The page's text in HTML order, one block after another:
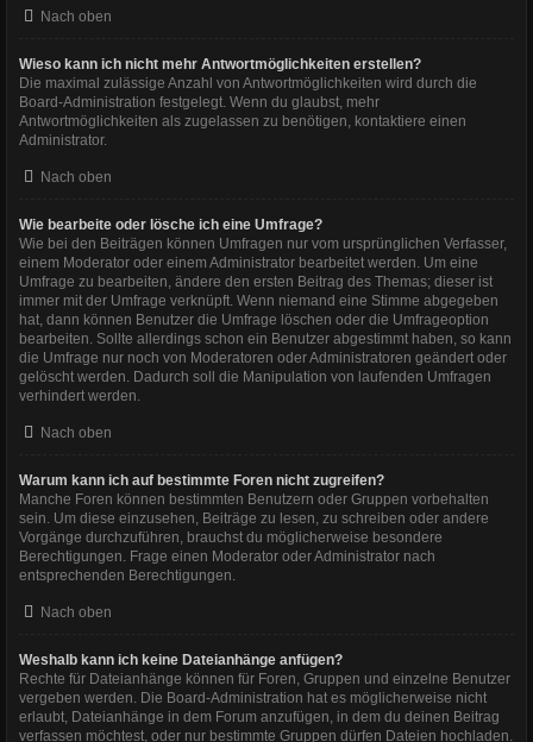
Nach oben
Wieso kann ich nicht mehr Antwortmöglichkeiten erstellen?
Die maximal zulässige Anzahl von Antwortmöglichkeiten wird durch die
Board-Administration festgelegt. Wenn du glaubst, mehr
Antwortmöglichkeiten als zugelassen zu benötigen, kontaktiere einen
Administrator.
Nach oben
Wie bearbeite oder lösche ich eine Umfrage?
Wie bei den Beiträgen können Umfragen nur vom ursprünglichen Verfasser,
einem Moderator oder einem Administrator bearbeitet werden. Um eine
Umfrage zu bearbeiten, ändere den ersten Beitrag des Themas; dieser ist
immer mit der Umfrage verknüpft. Wenn niemand eine Stimme abgegeben
hat, dann können Benutzer die Umfrage löschen oder die Umfrageoption
bearbeiten. Sollte allerdings schon ein Benutzer abgestimmt haben, so kann
die Umfrage nur noch von Moderatoren oder Administratoren geändert oder
gelöscht werden. Dadurch soll die Manipulation von laufenden Umfragen
verhindert werden.
Nach oben
Warum kann ich auf bestimmte Foren nicht zugreifen?
Manche Foren können bestimmten Benutzern oder Gruppen vorbehalten
sein. Um diese einzusehen, Beiträge zu lesen, zu schreiben oder andere
Vorgänge durchzuführen, brauchst du möglicherweise besondere
Berechtigungen. Frage einen Moderator oder Administrator nach
entsprechenden Berechtigungen.
Nach oben
Weshalb kann ich keine Dateianhänge anfügen?
Rechte für Dateianhänge können für Foren, Gruppen und einzelne Benutzer
vergeben werden. Die Board-Administration hat es möglicherweise nicht
erlaubt, Dateianhänge in dem Forum anzufügen, in dem du deinen Beitrag
verfassen möchtest, oder nur bestimmte Gruppen dürfen Dateien hochladen.